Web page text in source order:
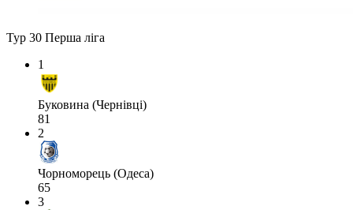
Тур 30 Перша ліга
1
Буковина (Чернівці)
81
2
Чорноморець (Одеса)
65
3